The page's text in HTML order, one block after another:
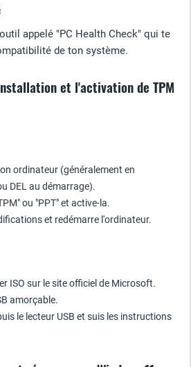
appelé "PC Health Check" qui te
de ton système.
et l'activation de TPM
ordinateur (généralement en
DEL au démarrage).
ou "PPT" et active-la.
et redémarre l'ordinateur.
ISO sur le site officiel de Microsoft.
amorçable.
le lecteur USB et suis les instructions